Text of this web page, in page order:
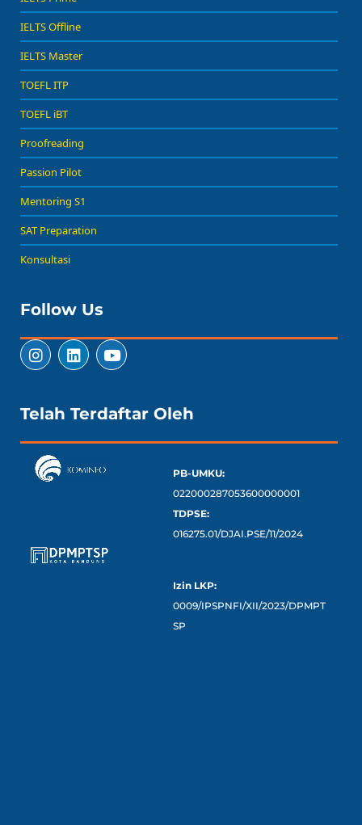
IELTS Offline
IELTS Master
TOEFL ITP
TOEFL iBT
Proofreading
Passion Pilot
Mentoring S1
SAT Preparation
Konsultasi
Follow Us
Telah Terdaftar Oleh
PB-UMKU:
022000287053600000001
TDPSE:
016275.01/DJAI.PSE/11/2024
Izin LKP:
0009/IPSPNFI/XII/2023/DPMPT
SP